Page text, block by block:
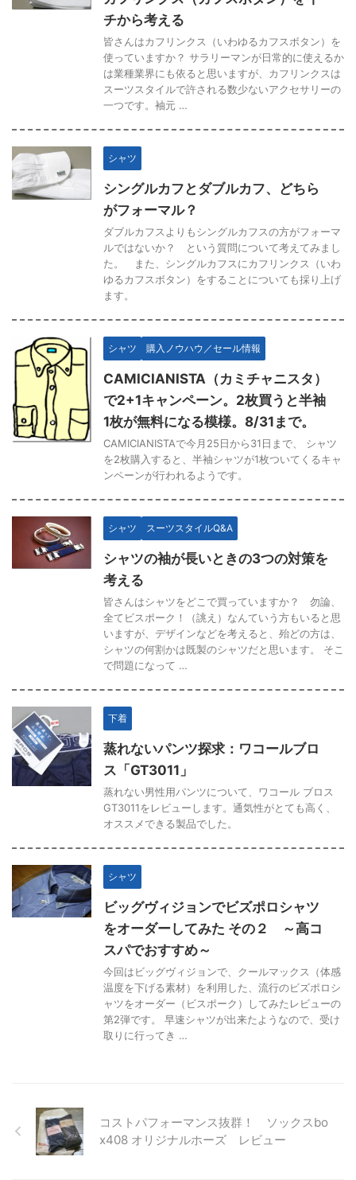
チから考える
皆さんはカフリンクス（いわゆるカフスボタン）を
使っていますか？ サラリーマンが日常的に使えるか
は業種業界にも依ると思いますが、カフリンクスは
スーツスタイルで許される数少ないアクセサリーの
一つです。袖元 …
シャツ
シングルカフとダブルカフ、どちら
がフォーマル？
ダブルカフスよりもシングルカフスの方がフォーマ
ルではないか？ という質問について考えてみまし
た。 また、シングルカフスにカフリンクス（いわ
ゆるカフスボタン）をすることについても採り上げ
ます。
シャツ 購入ノウハウ／セール情報
CAMICIANISTA（カミチャニスタ）
で2+1キャンペーン。2枚買うと半袖
1枚が無料になる模様。8/31まで。
CAMICIANISTAで今月25日から31日まで、 シャツ
を2枚購入すると、半袖シャツが1枚ついてくるキャ
ンペーンが行われるようです。
シャツ スーツスタイルQ&A
シャツの袖が長いときの3つの対策を
考える
皆さんはシャツをどこで買っていますか？ 勿論、
全てビスポーク！（誂え）なんていう方もいると思
いますが、デザインなどを考えると、殆どの方は、
シャツの何割かは既製のシャツだと思います。 そこ
で問題になって …
下着
蒸れないパンツ探求：ワコールブロ
ス「GT3011」
蒸れない男性用パンツについて、ワコール ブロス
GT3011をレビューします。通気性がとても高く、
オススメできる製品でした。
シャツ
ビッグヴィジョンでビズポロシャツ
をオーダーしてみた その２ ～高コ
スパでおすすめ～
今回はビッグヴィジョンで、クールマックス（体感
温度を下げる素材）を利用した、流行のビズポロシ
ャツをオーダー（ビスポーク）してみたレビューの
第2弾です。 早速シャツが出来たようなので、受け
取りに行ってき …
コストパフォーマンス抜群！ ソックスbo
x408 オリジナルホーズ レビュー